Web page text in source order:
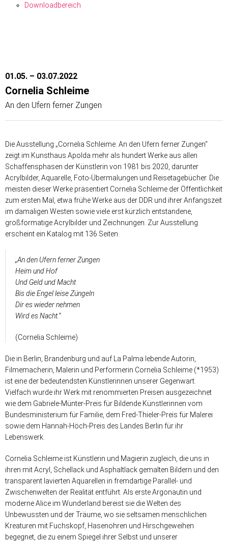
Downloadbereich
01.05. – 03.07.2022
Cornelia Schleime
An den Ufern ferner Zungen
Die Ausstellung „Cornelia Schleime. An den Ufern ferner Zungen“
zeigt im Kunsthaus Apolda mehr als hundert Werke aus allen
Schaffensphasen der Künstlerin von 1981 bis 2020, darunter
Acrylbilder, Aquarelle, Foto-Übermalungen und Reisetagebücher. Die
meisten dieser Werke präsentiert Cornelia Schleime der Öffentlichkeit
zum ersten Mal, etwa frühe Werke aus der DDR und ihrer Anfangszeit
im damaligen Westen sowie viele erst kürzlich entstandene,
großformatige Acrylbilder und Zeichnungen. Zur Ausstellung
erscheint ein Katalog mit 136 Seiten.
„An den Ufern ferner Zungen
Heim und Hof
Und Geld und Macht
Bis die Engel leise Züngeln
Dir es wieder nehmen
Wird es Nacht.“
(Cornelia Schleime)
Die in Berlin, Brandenburg und auf La Palma lebende Autorin,
Filmemacherin, Malerin und Performerin Cornelia Schleime (*1953)
ist eine der bedeutendsten Künstlerinnen unserer Gegenwart.
Vielfach wurde ihr Werk mit renommierten Preisen ausgezeichnet
wie dem Gabriele-Münter-Preis für Bildende Künstlerinnen vom
Bundesministerium für Familie, dem Fred-Thieler-Preis für Malerei
sowie dem Hannah-Höch-Preis des Landes Berlin für ihr
Lebenswerk.
Cornelia Schleime ist Künstlerin und Magierin zugleich, die uns in
ihren mit Acryl, Schellack und Asphaltlack gemalten Bildern und den
transparent lavierten Aquarellen in fremdartige Parallel- und
Zwischenwelten der Realität entführt. Als erste Argonautin und
moderne Alice im Wunderland bereist sie die Welten des
Unbewussten und der Träume, wo sie seltsamen menschlichen
Kreaturen mit Fuchskopf, Hasenohren und Hirschgeweihen
begegnet, die zu einem Spiegel ihrer Selbst und unserer